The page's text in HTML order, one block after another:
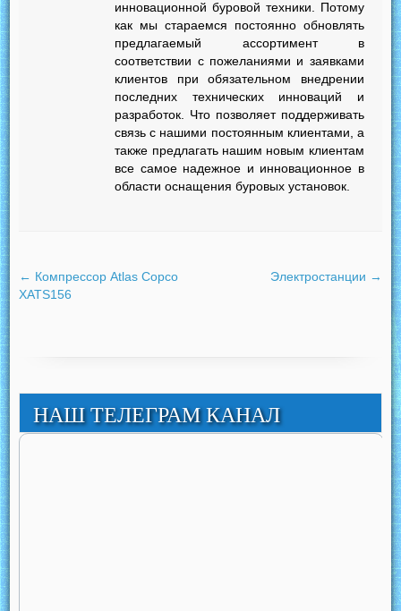
инновационной буровой техники. Потому
как мы стараемся постоянно обновлять
предлагаемый ассортимент в
соответствии с пожеланиями и заявками
клиентов при обязательном внедрении
последних технических инноваций и
разработок. Что позволяет поддерживать
связь с нашими постоянным клиентами, а
также предлагать нашим новым клиентам
все самое надежное и инновационное в
области оснащения буровых установок.
← Компрессор Atlas Copco
XATS156
Электростанции →
НАШ ТЕЛЕГРАМ КАНАЛ